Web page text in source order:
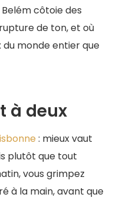
côtoie des
de ton, et où
du monde entier que
à deux
: mieux vaut
plutôt que tout
vous grimpez
à la main, avant que